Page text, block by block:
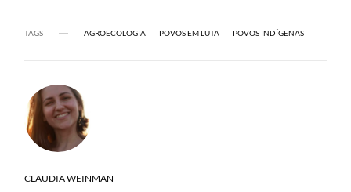
TAGS AGROECOLOGIA POVOS EM LUTA POVOS INDÍGENAS
CLAUDIA WEINMAN